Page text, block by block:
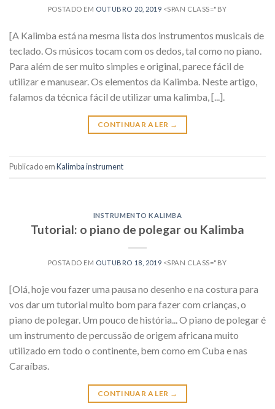
POSTADO EM OUTUBRO 20, 2019 <SPAN CLASS="BY
[A Kalimba está na mesma lista dos instrumentos musicais de
teclado. Os músicos tocam com os dedos, tal como no piano.
Para além de ser muito simples e original, parece fácil de
utilizar e manusear. Os elementos da Kalimba. Neste artigo,
falamos da técnica fácil de utilizar uma kalimba, [...].
CONTINUAR A LER →
Publicado emKalimba instrument
INSTRUMENTO KALIMBA
Tutorial: o piano de polegar ou Kalimba
POSTADO EM OUTUBRO 18, 2019 <SPAN CLASS="BY
[Olá, hoje vou fazer uma pausa no desenho e na costura para
vos dar um tutorial muito bom para fazer com crianças, o
piano de polegar. Um pouco de história... O piano de polegar é
um instrumento de percussão de origem africana muito
utilizado em todo o continente, bem como em Cuba e nas
Caraíbas.
CONTINUAR A LER →